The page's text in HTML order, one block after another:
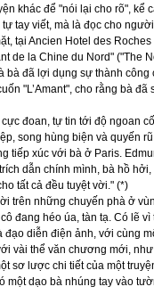
khác để "nói lại cho rõ", kể
tay viết, mà là đọc cho
tại Ancien Hotel des
de la Chine du Nord" ("The
đã lợi dụng sự thành công
"L’Amant", cho rằng bà đã
đoan, tự tin tới độ ngoan
song hùng biện và quyến
tiếp xúc với bà ở Paris.
dẫn chính mình, bà hồ
tất cả đều tuyệt vời." (*)
trên những chuyến phà ở
đang héo úa, tàn tạ. Có lẽ
diễn điện ảnh, với cùng
vài thể văn chương mới, như
sơ lược chi tiết của một
một dạo bà nhúng tay vào